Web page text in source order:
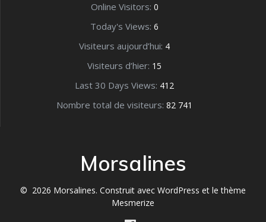
Online Visitors: 0
Today's Views: 6
Visiteurs aujourd’hui: 4
Visiteurs d’hier: 15
Last 30 Days Views: 412
Nombre total de visiteurs: 82 741
Morsalines
© 2026 Morsalines. Construit avec WordPress et lethème
Mesmerize